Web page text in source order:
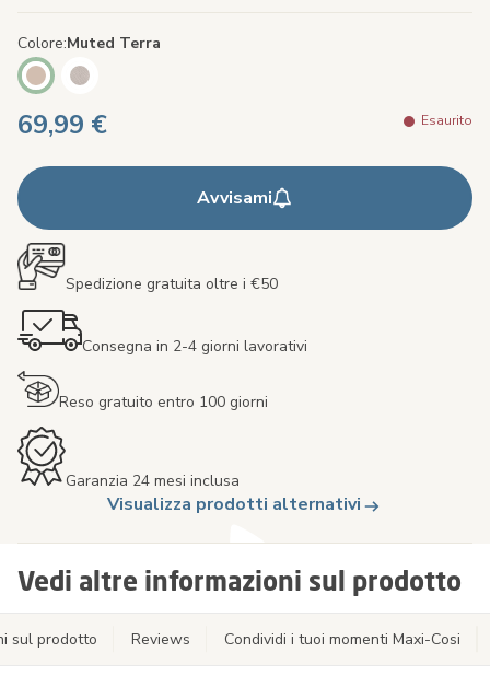
Colore Muted Terra
69,99 € Esaurito
Avvisami
Spedizione gratuita oltre i €50
Consegna in 2-4 giorni lavorativi
Reso gratuito entro 100 giorni
Garanzia 24 mesi inclusa
Visualizza prodotti alternativi
Vedi altre informazioni sul prodotto
sul prodotto Reviews Condividi i tuoi momenti Maxi-Cosi